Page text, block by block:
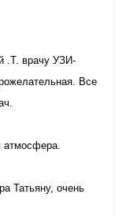
.Т. врачу УЗИ-
Все
атмосфера.
Татьяну, очень